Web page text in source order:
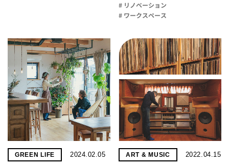
# リノベーション
# ワークスペース
GREEN LIFE 2024.02.05 ART & MUSIC 2022.04.15